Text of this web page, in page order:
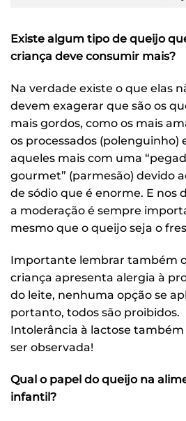
Existe algum tipo de queijo
criança deve consumir mais?
Na verdade existe o que elas
devem exagerar que são os
mais gordos, como os mais
os processados (polenguinho)
aqueles mais com uma
gourmet” (parmesão) devido
de sódio que é enorme. E nos
a moderação é sempre
mesmo que o queijo seja o
Importante lembrar também
criança apresenta alergia à
do leite, nenhuma opção se
portanto, todos são proibidos.
Intolerância à lactose também
ser observada!
Qual o papel do queijo na
infantil?